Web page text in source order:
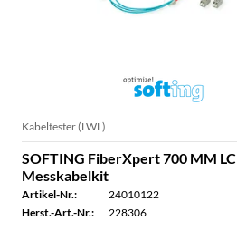
Kabeltester (LWL)
SOFTING FiberXpert 700 MM LC
Messkabelkit
Artikel-Nr.:
24010122
Herst.-Art.-Nr.:
228306